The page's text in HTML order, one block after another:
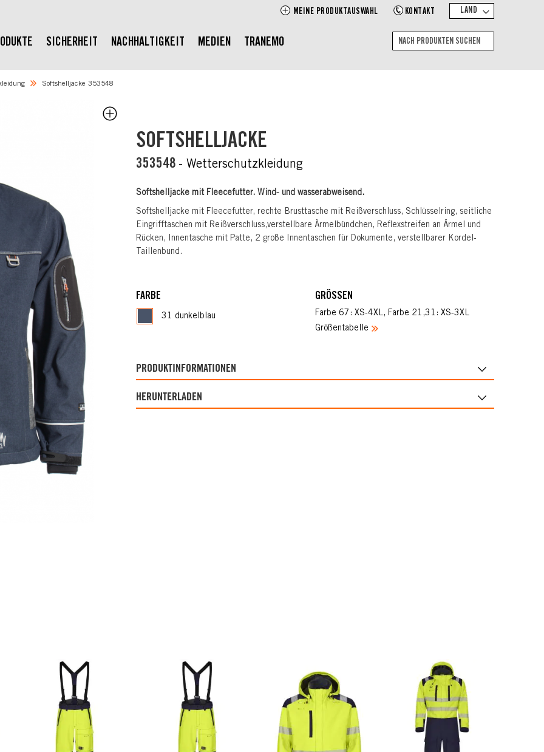
MEINE PRODUKTAUSWAHL KONTAKT LAND
SICHERHEIT NACHHALTIGKEIT MEDIEN TRANEMO
Softshelljacke 353548
SOFTSHELLJACKE
353548 - Wetterschutzkleidung
Softshelljacke mit Fleecefutter. Wind- und wasserabweisend.
Softshelljacke mit Fleecefutter, rechte Brusttasche mit Reißverschluss, Schlüsselring, seitliche
Eingrifftaschen mit Reißverschluss,verstellbare Ärmelbündchen, Reflexstreifen an Ärmel und
Rücken, Innentasche mit Patte, 2 große Innentaschen für Dokumente, verstellbarer Kordel-
Taillenbund.
FARBE
31 dunkelblau
GRÖSSEN
Farbe 67: XS-4XL, Farbe 21,31: XS-3XL
Größentabelle
PRODUKTINFORMATIONEN
HERUNTERLADEN